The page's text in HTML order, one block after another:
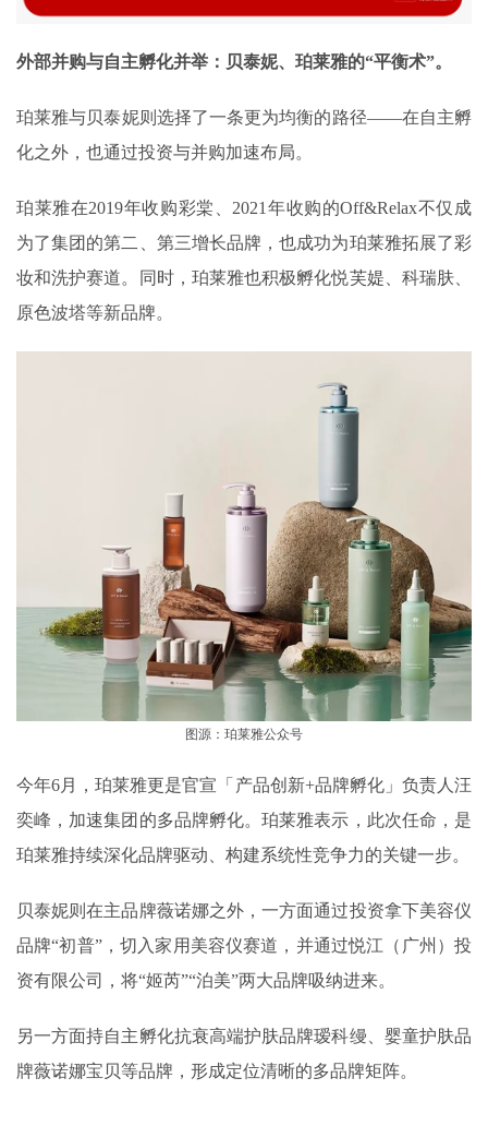
外部并购与自主孵化并举：贝泰妮、珀莱雅的“平衡术”。
珀莱雅与贝泰妮则选择了一条更为均衡的路径——在自主孵
化之外，也通过投资与并购加速布局。
珀莱雅在2019年收购彩棠、2021年收购的Off&Relax不仅成
为了集团的第二、第三增长品牌，也成功为珀莱雅拓展了彩
妆和洗护赛道。同时，珀莱雅也积极孵化悦芙媞、科瑞肤、
原色波塔等新品牌。
图源：珀莱雅公众号
今年6月，珀莱雅更是官宣「产品创新+品牌孵化」负责人汪
奕峰，加速集团的多品牌孵化。珀莱雅表示，此次任命，是
珀莱雅持续深化品牌驱动、构建系统性竞争力的关键一步。
贝泰妮则在主品牌薇诺娜之外，一方面通过投资拿下美容仪
品牌“初普”，切入家用美容仪赛道，并通过悦江（广州）投
资有限公司，将“姬芮”“泊美”两大品牌吸纳进来。
另一方面持自主孵化抗衰高端护肤品牌瑷科缦、婴童护肤品
牌薇诺娜宝贝等品牌，形成定位清晰的多品牌矩阵。